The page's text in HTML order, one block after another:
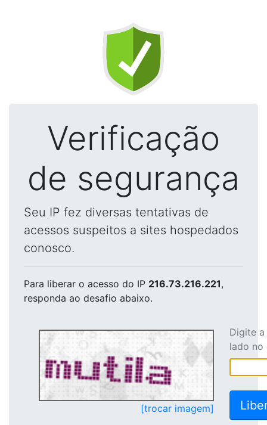
Verificação
de segurança
Seu IP fez diversas tentativas de
acessos suspeitos a sites hospedados
conosco.
Para liberar o acesso do IP 216.73.216.221,
responda ao desafio abaixo.
[trocar imagem]
Digite
lado no